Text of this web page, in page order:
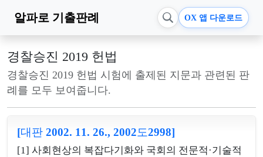
알파로 기출판례 OX 앱 다운로드
경찰승진 2019 헌법
경찰승진 2019 헌법 시험에 출제된 지문과 관련된 판
례를 모두 보여줍니다.
[대판 2002. 11. 26., 2002도2998]
[1] 사회현상의 복잡다기화와 국회의 전문적·기술적